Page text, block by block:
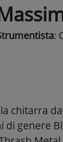
:
chitarra
di genere